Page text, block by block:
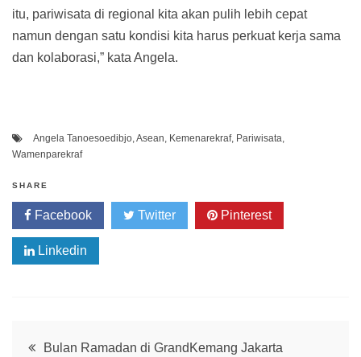
itu, pariwisata di regional kita akan pulih lebih cepat
namun dengan satu kondisi kita harus perkuat kerja sama
dan kolaborasi,” kata Angela.
Angela Tanoesoedibjo Asean Kemenarekraf, Pariwisata
Wamenparekraf
SHARE
Facebook Twitter Pinterest
Linkedin
PostBulan Ramadan di GrandKemang Jakarta